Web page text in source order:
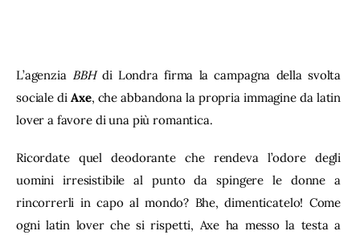
L’agenzia BBH di Londra firma la campagna della svolta
sociale di Axe, che abbandona la propria immagine da latin
lover a favore di una più romantica.
Ricordate quel deodorante che rendeva l’odore degli
uomini irresistibile al punto da spingere le donne a
rincorrerli in capo al mondo? Bhe, dimenticatelo! Come
ogni latin lover che si rispetti, Axe ha messo la testa a